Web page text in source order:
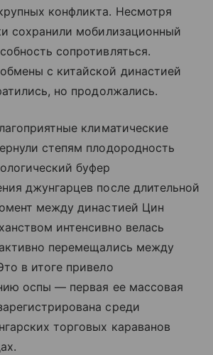
конфликта. Несмотря
сохранили мобилизационный
сопротивляться.
с китайской династией
но продолжались.
климатические
степям плодородность
буфер
джунгарцев после длительной
между династией Цин
интенсивно велась
перемещались между
в итоге привело
оспы — первая ее массовая
среди
торговых караванов